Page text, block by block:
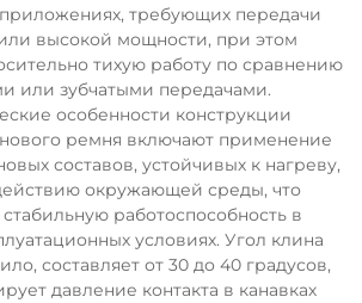
требующих передачи
высокой мощности, при этом
тихую работу по сравнению
или зубчатыми передачами.
особенности конструкции
ремня включают применение
составов, устойчивых к нагреву,
окружающей среды, что
работоспособность в
условиях. Угол клина
составляет от 30 до 40 градусов,
давление контакта в канавках